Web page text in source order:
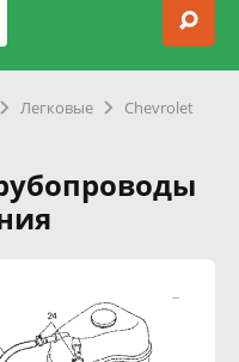
Легковые
Chevrolet